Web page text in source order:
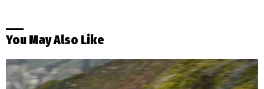
You May Also Like